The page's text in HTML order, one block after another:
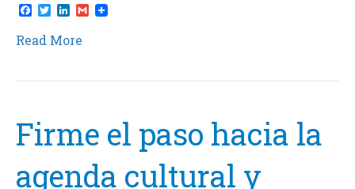
F
a
c
e
o
T
w
i
t
r
L
n
k
I
G
m
Read More
Firme el paso hacia la
agenda cultural y